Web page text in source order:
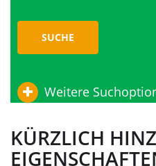
SUCHE
Weitere
KÜRZLICH